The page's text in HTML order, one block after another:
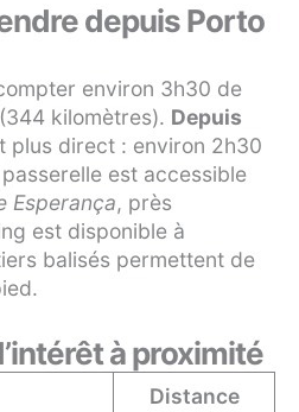
depuis Porto
environ 3h30 de
(344 kilomètres). Depuis
plus direct : environ 2h30
passerelle est accessible
Esperança, près
est disponible à
balisés permettent de
à proximité
Distance